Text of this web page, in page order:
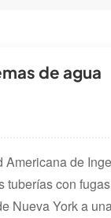
de agua
Americana de
tuberías con fugas
Nueva York a